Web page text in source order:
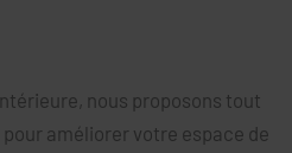
nous proposons tout
améliorer votre espace de